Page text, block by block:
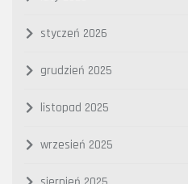
styczeń 2026
grudzień 2025
listopad 2025
wrzesień 2025